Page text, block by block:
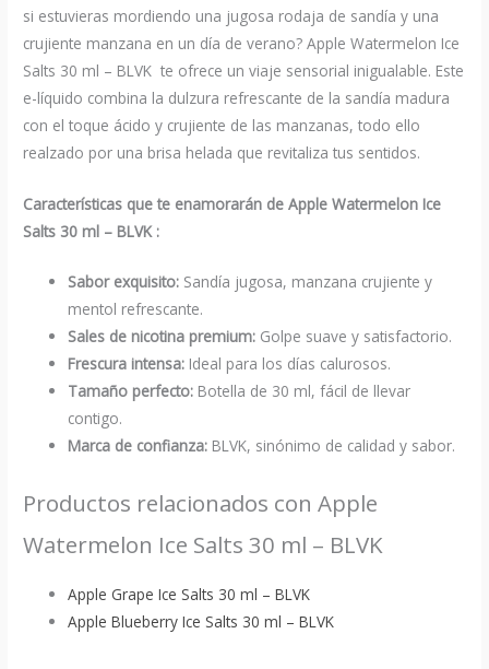
si estuvieras mordiendo una jugosa rodaja de sandía y una
crujiente manzana en un día de verano? Apple Watermelon Ice
Salts 30 ml – BLVK te ofrece un viaje sensorial inigualable. Este
e-líquido combina la dulzura refrescante de la sandía madura
con el toque ácido y crujiente de las manzanas, todo ello
realzado por una brisa helada que revitaliza tus sentidos.
Características que te enamorarán de Apple Watermelon Ice
Salts 30 ml – BLVK :
Sabor exquisito: Sandía jugosa, manzana crujiente y
mentol refrescante.
Sales de nicotina premium: Golpe suave y satisfactorio.
Frescura intensa: Ideal para los días calurosos.
Tamaño perfecto: Botella de 30 ml, fácil de llevar
contigo.
Marca de confianza: BLVK, sinónimo de calidad y sabor.
Productos relacionados con Apple
Watermelon Ice Salts 30 ml – BLVK
Apple Grape Ice Salts 30 ml – BLVK
Apple Blueberry Ice Salts 30 ml – BLVK